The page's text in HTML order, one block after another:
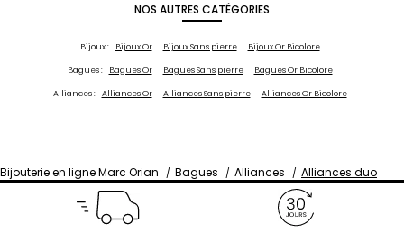
NOS AUTRES CATÉGORIES
Bijoux : Bijoux Or Bijoux Sans pierre Bijoux Or Bicolore
Bagues : Bagues Or Bagues Sans pierre Bagues Or Bicolore
Alliances : Alliances Or Alliances Sans pierre Alliances Or Bicolore
Bijouterie en ligne Marc Orian Bagues Alliances Alliances duo